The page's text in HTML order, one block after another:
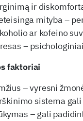
ir
mityba –
ar kofeino
–
faktoriai
– vyresni
sistema
– gali